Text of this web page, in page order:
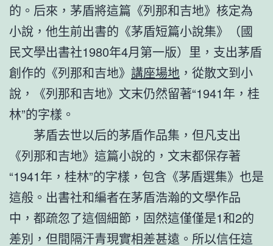
的。后來，茅盾將這篇《列那和吉地》核定為
小說，他生前出書的《茅盾短篇小說集》（國
民文學出書社1980年4月第一版）里，支出茅盾
創作的《列那和吉地》 講座場地 ，從散文到小
說，《列那和吉地》文末仍然留著“1941年，桂
林”的字樣。
茅盾去世以后的茅盾作品集，但凡支出
《列那和吉地》這篇小說的，文末都保存著
“1941年，桂林”的字樣，包含《茅盾選集》也是
這般。出書社和編者在茅盾浩瀚的文學作品
中，都疏忽了這個細節，固然這僅僅是1和2的
差別，但間隔汗青現實相差甚遠。所以信任這